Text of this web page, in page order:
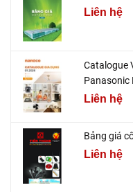
Liên hệ
Catalogue
Panasonic
Liên hệ
Bảng giá
Liên hệ